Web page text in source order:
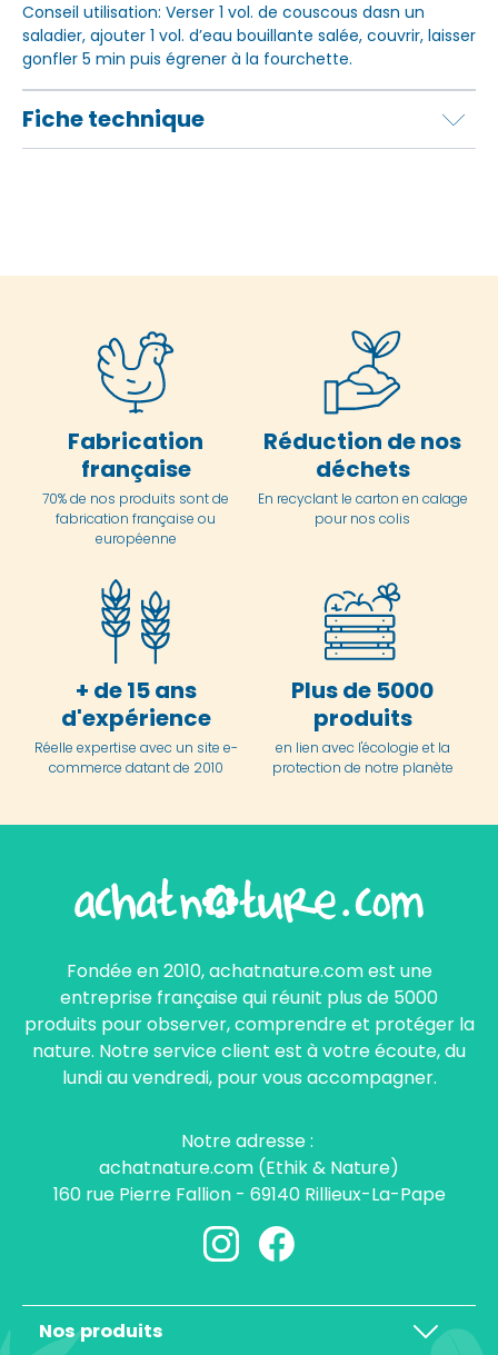
Conseil utilisation: Verser 1 vol. de couscous dasn un
saladier, ajouter 1 vol. d’eau bouillante salée, couvrir, laisser
gonfler 5 min puis égrener à la fourchette.
Fiche technique
Fabrication
française
70% de nos produits sont de
fabrication française ou
européenne
Réduction de nos
déchets
En recyclant le carton en calage
pour nos colis
+ de 15 ans
d'expérience
Réelle expertise avec un site e-
commerce datant de 2010
Plus de 5000
produits
en lien avec l'écologie et la
protection de notre planète
Fondée en 2010, achatnature.com est une
entreprise française qui réunit plus de 5000
produits pour observer, comprendre et protéger la
nature. Notre service client est à votre écoute, du
lundi au vendredi, pour vous accompagner.
Notre adresse :
achatnature.com (Ethik & Nature)
160 rue Pierre Fallion - 69140 Rillieux-La-Pape
Nos produits